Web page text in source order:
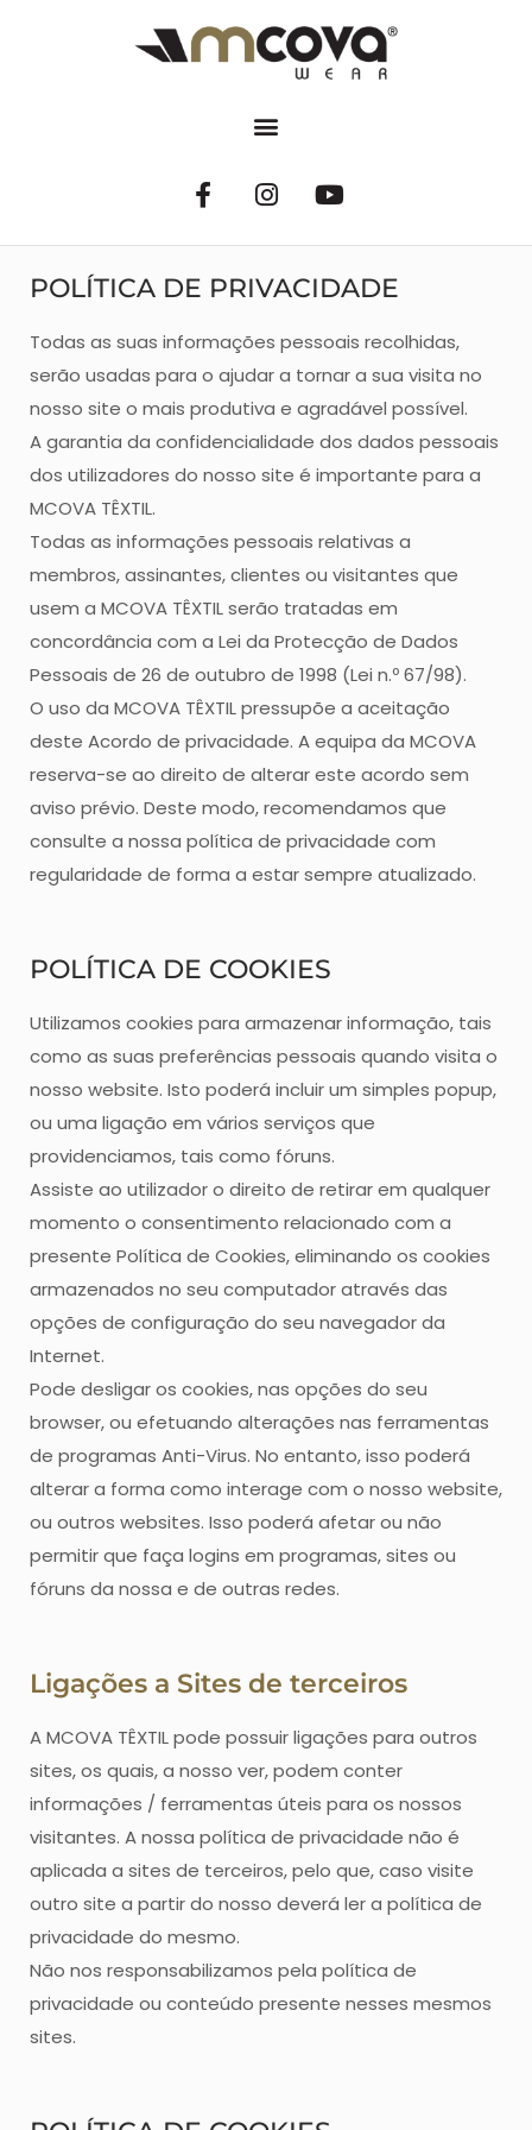
POLÍTICA DE PRIVACIDADE
Todas as suas informações pessoais recolhidas,
serão usadas para o ajudar a tornar a sua visita no
nosso site o mais produtiva e agradável possível.
A garantia da confidencialidade dos dados pessoais
dos utilizadores do nosso site é importante para a
MCOVA TÊXTIL.
Todas as informações pessoais relativas a
membros, assinantes, clientes ou visitantes que
usem a MCOVA TÊXTIL serão tratadas em
concordância com a Lei da Protecção de Dados
Pessoais de 26 de outubro de 1998 (Lei n.º 67/98).
O uso da MCOVA TÊXTIL pressupõe a aceitação
deste Acordo de privacidade. A equipa da MCOVA
reserva-se ao direito de alterar este acordo sem
aviso prévio. Deste modo, recomendamos que
consulte a nossa política de privacidade com
regularidade de forma a estar sempre atualizado.
POLÍTICA DE COOKIES
Utilizamos cookies para armazenar informação, tais
como as suas preferências pessoais quando visita o
nosso website. Isto poderá incluir um simples popup,
ou uma ligação em vários serviços que
providenciamos, tais como fóruns.
Assiste ao utilizador o direito de retirar em qualquer
momento o consentimento relacionado com a
presente Política de Cookies, eliminando os cookies
armazenados no seu computador através das
opções de configuração do seu navegador da
Internet.
Pode desligar os cookies, nas opções do seu
browser, ou efetuando alterações nas ferramentas
de programas Anti-Virus. No entanto, isso poderá
alterar a forma como interage com o nosso website,
ou outros websites. Isso poderá afetar ou não
permitir que faça logins em programas, sites ou
fóruns da nossa e de outras redes.
Ligações a Sites de terceiros
A MCOVA TÊXTIL pode possuir ligações para outros
sites, os quais, a nosso ver, podem conter
informações / ferramentas úteis para os nossos
visitantes. A nossa política de privacidade não é
aplicada a sites de terceiros, pelo que, caso visite
outro site a partir do nosso deverá ler a política de
privacidade do mesmo.
Não nos responsabilizamos pela política de
privacidade ou conteúdo presente nesses mesmos
sites.